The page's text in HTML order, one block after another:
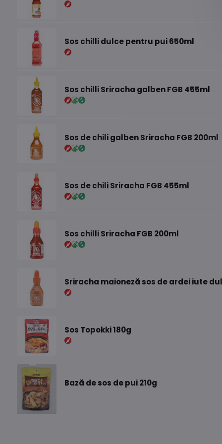
Sos chilli dulce pentru pui 650ml
Sos chilli Sriracha galben FGB 455ml
Sos de chili galben Sriracha FGB 200ml
Sos de chili Sriracha FGB 455ml
Sos chilli Sriracha FGB 200ml
Sriracha maioneză sos de ardei iute
Sos Topokki 180g
Bază de sos de pui 210g